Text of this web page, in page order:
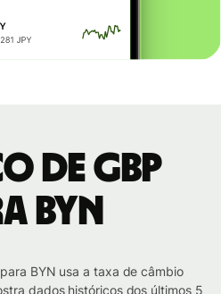
de GBP
BYN
BYN usa a taxa de câmbio
dados históricos dos últimos 5